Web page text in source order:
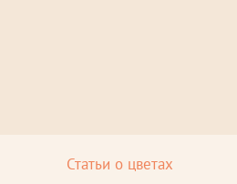
Статьи о цветах